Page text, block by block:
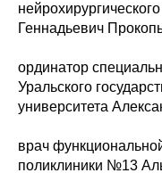
Геннадьевич
ординатор
Уральского
университета
врач
поликлиники №13